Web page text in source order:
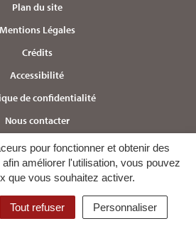
pour fonctionner et obtenir des
améliorer l'utilisation, vous pouvez
que vous souhaitez activer.
Tout refuser Personnaliser
Plan du site
Mentions Légales
Crédits
Accessibilité
de confidentialité
Nous contacter